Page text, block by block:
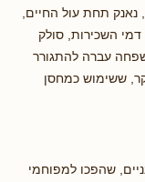
נאנק תחת עול החיים,
השכירות, סולק
עברה להתגורר
ששימוש כמחסן
שהפכו למפוחמי